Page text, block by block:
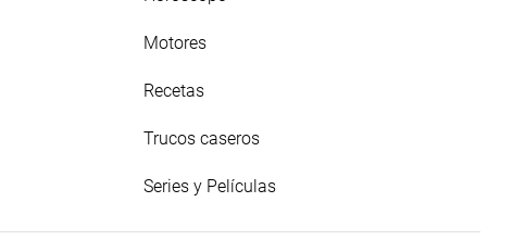
Motores
Recetas
Trucos caseros
Series y Películas